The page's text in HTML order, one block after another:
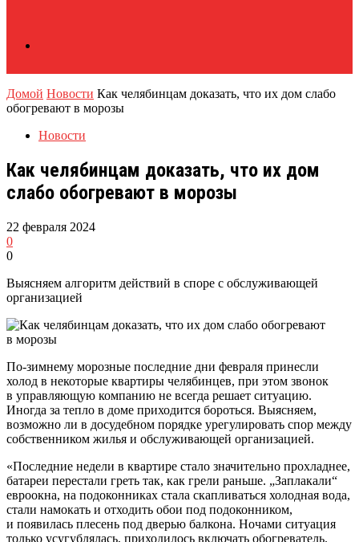
Домой Новости Как челябинцам доказать, что их дом слабо
обогревают в морозы
Новости
Как челябинцам доказать, что их дом
слабо обогревают в морозы
22 февраля 2024
0
0
Выясняем алгоритм действий в споре с обслуживающей
организацией
По-зимнему морозные последние дни февраля принесли
холод в некоторые квартиры челябинцев, при этом звонок
в управляющую компанию не всегда решает ситуацию.
Иногда за тепло в доме приходится бороться. Выясняем,
возможно ли в досудебном порядке урегулировать спор между
собственником жилья и обслуживающей организацией.
«Последние недели в квартире стало значительно прохладнее,
батареи перестали греть так, как грели раньше. „Заплакали“
евроокна, на подоконниках стала скапливаться холодная вода,
стали намокать и отходить обои под подоконником,
и появилась плесень под дверью балкона. Ночами ситуация
только усугублялась, приходилось включать обогреватель.